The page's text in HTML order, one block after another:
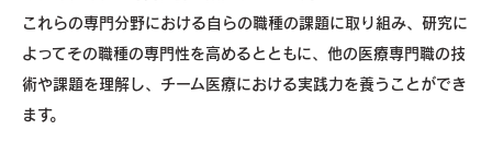
これらの専門分野における自らの職種の課題に取り組み、研究に
よってその職種の専門性を高めるとともに、他の医療専門職の技
術や課題を理解し、チーム医療における実践力を養うことができ
ます。